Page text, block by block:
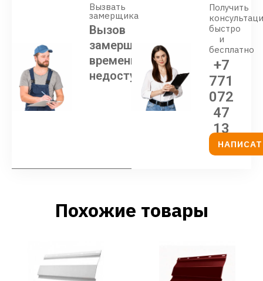
Вызвать
замерщика
Вызов
замерщика
временно
недоступен
Получить
быстро
и
бесплатно
+7
771
072
47
13
Похожие товары